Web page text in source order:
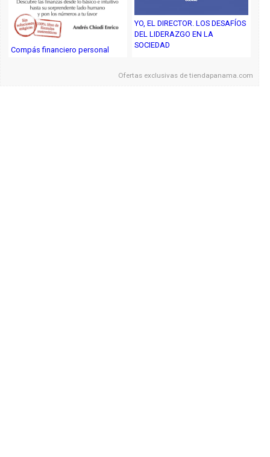
Compás financiero personal
YO, EL DIRECTOR. LOS DESAFÍOS
DEL LIDERAZGO EN LA
SOCIEDAD
Ofertas exclusivas detiendapanama.com